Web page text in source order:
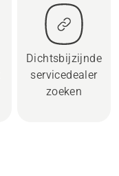
Dichtsbijzijnde
servicedealer
zoeken